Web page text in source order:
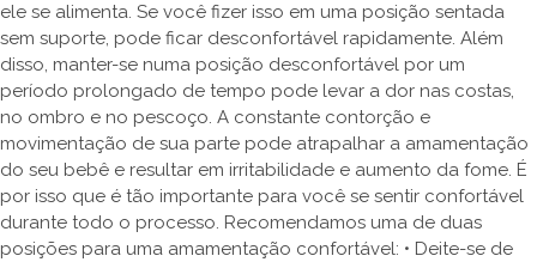
ele se alimenta. Se você fizer isso em uma posição sentada
sem suporte, pode ficar desconfortável rapidamente. Além
disso, manter-se numa posição desconfortável por um
período prolongado de tempo pode levar a dor nas costas,
no ombro e no pescoço. A constante contorção e
movimentação de sua parte pode atrapalhar a amamentação
do seu bebê e resultar em irritabilidade e aumento da fome. É
por isso que é tão importante para você se sentir confortável
durante todo o processo. Recomendamos uma de duas
posições para uma amamentação confortável: • Deite-se de